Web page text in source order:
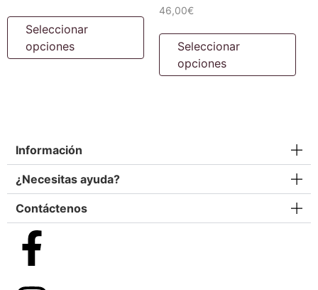
Seleccionar
opciones
46,00€
Seleccionar
opciones
Información
¿Necesitas ayuda?
Contáctenos